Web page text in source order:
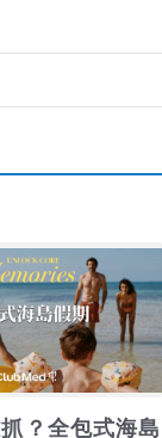
？全包式海島